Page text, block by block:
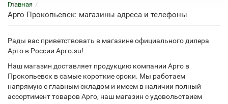
Главная
Арго Прокопьевск: магазины адреса и телефоны
Рады вас приветствовать в магазине официального дилера
Арго в России Арго.su!
Наш магазин доставляет продукцию компании Арго в
Прокопьевск в самые короткие сроки. Мы работаем
напрямую с главным складом и имеем в наличии полный
ассортимент товаров Арго, наш магазин с удовольствием